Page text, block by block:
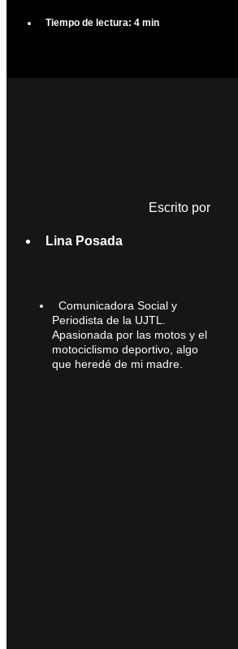
Tiempo de lectura: 4 min
Escrito por
Lina Posada
Comunicadora Social y
Periodista de la UJTL.
Apasionada por las motos y el
motociclismo deportivo, algo
que heredé de mi madre.